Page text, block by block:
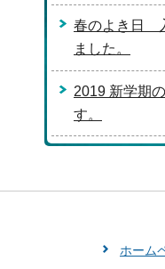
春のよき日
ました。
2019 新学期
す。
ホーム